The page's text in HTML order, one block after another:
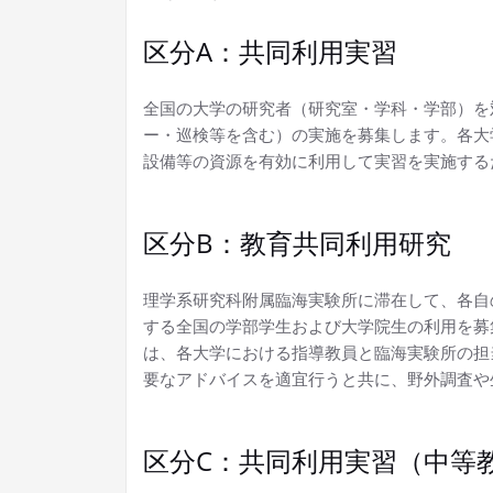
区分A：共同利用実習
全国の大学の研究者（研究室・学科・学部）
ー・巡検等を含む）の実施を募集します。各
設備等の資源を有効に利用して実習を実施す
区分B：教育共同利用研究
理学系研究科附属臨海実験所に滞在して、各
する全国の学部学生および大学院生の利用を
は、各大学における指導教員と臨海実験所の
要なアドバイスを適宜行うと共に、野外調査
区分C：共同利用実習（中等